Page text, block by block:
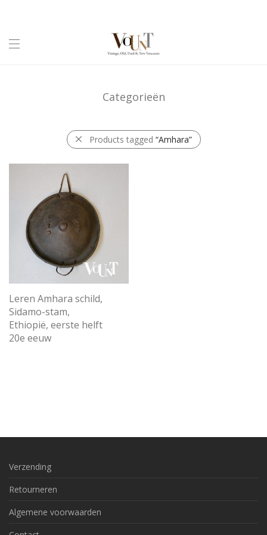
Categorieën
Products tagged “Amhara”
Leren Amhara schild,
Sidamo-stam,
Ethiopië, eerste helft
20e eeuw
Verzending
Retourneren
Algemene voorwaarden